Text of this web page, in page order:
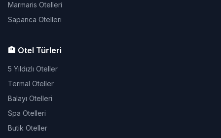
Marmaris Otelleri
Sapanca Otelleri
🏨 Otel Türleri
5 Yıldızlı Oteller
Termal Oteller
Balayı Otelleri
Spa Otelleri
Butik Oteller